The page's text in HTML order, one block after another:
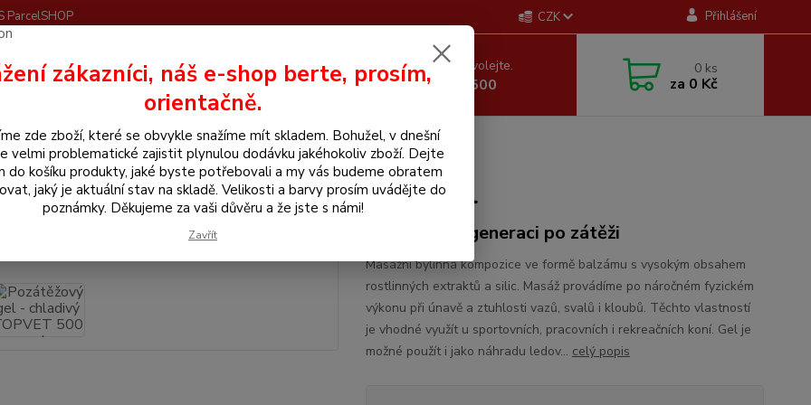
ParcelSHOP CZK Přihlášení
Hledat Nevíte si rady? Zavolejte.
+420 605 255 500
0 ks
za 0 Kč
prostředky Topvet Pozátěžový gel - chladivý TOPVET 500 ml
gel - chladivý TOPVET 500 ml
Urychluje regeneraci po zátěži
Masážní bylinná kompozice ve formě balzámu s vysokým obsahem
rostlinných extraktů a silic. Masáž provádíme po náročném fyzickém
výkonu při únavě a ztuhlosti vazů, svalů i kloubů. Těchto vlastností
je vhodné využít u sportovních, pracovních i rekreačních koní. Gel je
možné použít i jako náhradu ledov... celý popis
zákazníci, náš e-shop berte, prosím,
orientačně.
zde zboží, které se obvykle snažíme mít skladem. Bohužel, v dnešní
velmi problematické zajistit plynulou dodávku jakéhokoliv zboží. Dejte
do košíku produkty, jaké byste potřebovali a my vás budeme obratem
jaký je aktuální stav na skladě. Velikosti a barvy prosím uvádějte do
poznámky. Děkujeme za vaši důvěru a že jste s námi!
Zavřít